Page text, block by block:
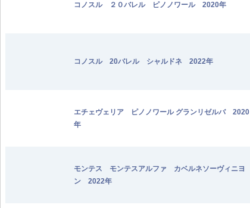
コノスル ２０バレル ピノノワール 2020年
コノスル 20バレル シャルドネ 2022年
エチェヴェリア ピノノワール グランリゼルバ 2020
年
モンテス モンテスアルファ カベルネソーヴィニヨ
ン 2022年